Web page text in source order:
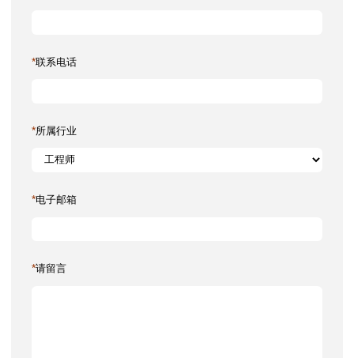
*联系电话
*所属行业
*电子邮箱
*请留言